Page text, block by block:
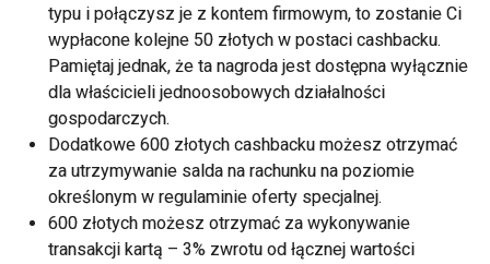
typu i połączysz je z kontem firmowym, to zostanie Ci
wypłacone kolejne 50 złotych w postaci cashbacku.
Pamiętaj jednak, że ta nagroda jest dostępna wyłącznie
dla właścicieli jednoosobowych działalności
gospodarczych.
Dodatkowe 600 złotych cashbacku możesz otrzymać
za utrzymywanie salda na rachunku na poziomie
określonym w regulaminie oferty specjalnej.
600 złotych możesz otrzymać za wykonywanie
transakcji kartą – 3% zwrotu od łącznej wartości